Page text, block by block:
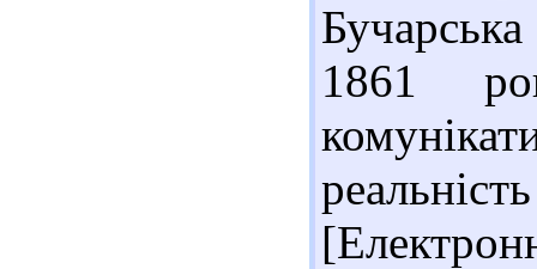
1861